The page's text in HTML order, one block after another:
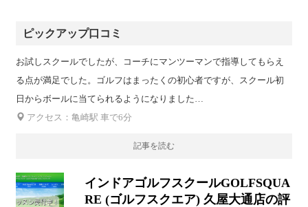
ピックアップ口コミ
お試しスクールでしたが、コーチにマンツーマンで指導してもらえ
る点が満足でした。ゴルフはまったくの初心者ですが、スクール初
日からボールに当てられるようになりました…
アクセス：亀崎駅 車で6分
記事を読む
インドアゴルフスクールGOLFSQUA
RE (ゴルフスクエア) 久屋大通店の評